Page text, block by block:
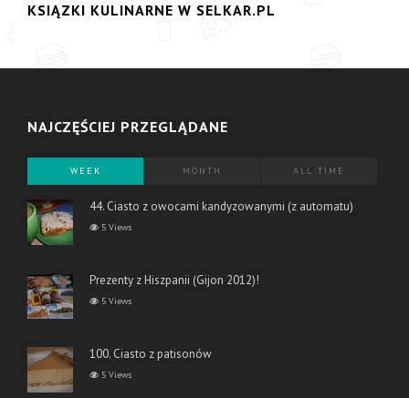
KSIĄZKI KULINARNE W SELKAR.PL
NAJCZĘŚCIEJ PRZEGLĄDANE
WEEK MONTH ALL TIME
44. Ciasto z owocami kandyzowanymi (z automatu)
5 Views
Prezenty z Hiszpanii (Gijon 2012)!
5 Views
100. Ciasto z patisonów
5 Views